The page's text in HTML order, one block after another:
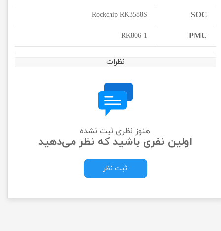
SOC
Rockchip RK3588S
PMU
RK806-1
نظرات
هنوز نظری ثبت نشده
اولین نفری باشید که نظر می‌دهید
ثبت نظر